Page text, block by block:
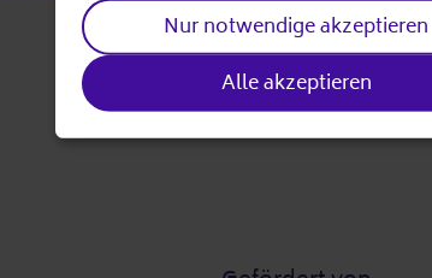
cookies
Nur notwendige akzeptieren
Alle akzeptieren